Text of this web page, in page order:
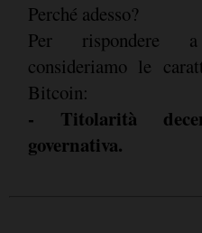
Perché adesso?
Per rispondere
consideriamo le
Bitcoin:
- Titolarità
governativa.